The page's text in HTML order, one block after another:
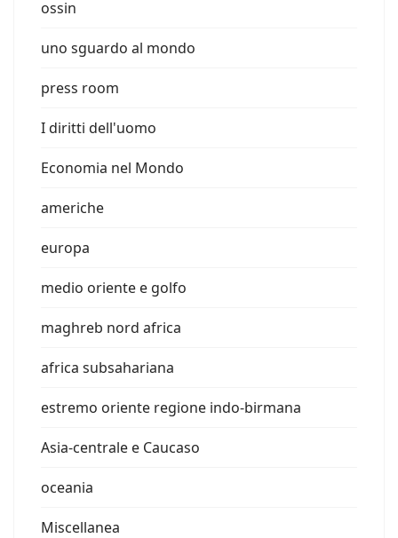
ossin
uno sguardo al mondo
press room
I diritti dell'uomo
Economia nel Mondo
americhe
europa
medio oriente e golfo
maghreb nord africa
africa subsahariana
estremo oriente regione indo-birmana
Asia-centrale e Caucaso
oceania
Miscellanea